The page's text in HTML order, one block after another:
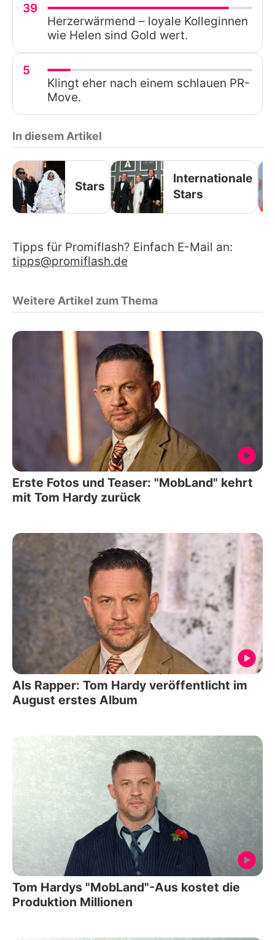
39
Herzerwärmend – loyale Kolleginnen
wie Helen sind Gold wert.
5
Klingt eher nach einem schlauen PR-
Move.
In diesem Artikel
Stars
Internationale
Stars
Tipps für Promiflash? Einfach E-Mail an:
tipps@promiflash.de
Weitere Artikel zum Thema
Erste Fotos und Teaser: "MobLand" kehrt
mit Tom Hardy zurück
Als Rapper: Tom Hardy veröffentlicht im
August erstes Album
Tom Hardys "MobLand"-Aus kostet die
Produktion Millionen